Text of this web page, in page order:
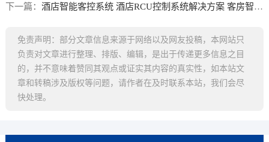
下一篇： 酒店智能客控系统 酒店RCU控制系统解决方案 客房智能化施工方案3
免责声明：部分文章信息来源于网络以及网友投稿，本网站只
负责对文章进行整理、排版、编辑，是出于传递更多信息之目
的，并不意味着赞同其观点或证实其内容的真实性，如本站文
章和转稿涉及版权等问题，请作者在及时联系本站，我们会尽
快处理。